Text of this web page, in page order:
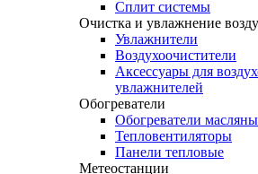
Сплит системы
Очистка и увлажнение
Увлажнители
Воздухоочистители
Аксессуары для
увлажнителей
Обогреватели
Обогреватели
Тепловентиляторы
Панели тепловые
Метеостанции